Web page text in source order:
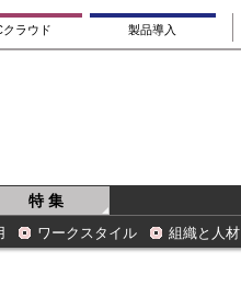
クラウド 製品導入
特 集
ワークスタイル 組織と人材